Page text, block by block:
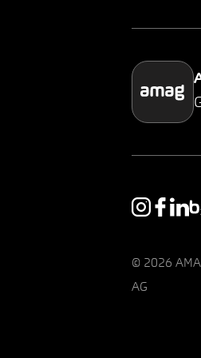
© 2026
AG